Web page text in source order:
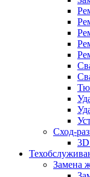
Сход-
3D
Замена